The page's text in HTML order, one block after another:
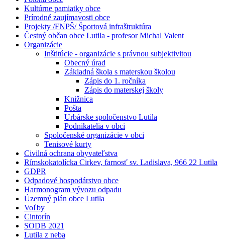
Kultúrne pamiatky obce
Prírodné zaujímavosti obce
Projekty /FNPŠ/ Športová infraštruktúra
Čestný občan obce Lutila - profesor Michal Valent
Organizácie
Inštitúcie - organizácie s právnou subjektivitou
Obecný úrad
Základná škola s materskou školou
Zápis do 1. ročníka
Zápis do materskej školy
Knižnica
Pošta
Urbárske spoločenstvo Lutila
Podnikatelia v obci
Spoločenské organizácie v obci
Tenisové kurty
Civilná ochrana obyvateľstva
Rímskokatolícka Cirkev, farnosť sv. Ladislava, 966 22 Lutila
GDPR
Odpadové hospodárstvo obce
Harmonogram vývozu odpadu
Územný plán obce Lutila
Voľby
Cintorín
SODB 2021
Lutila z neba